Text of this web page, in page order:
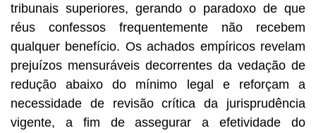
tribunais superiores, gerando o paradoxo de que
réus confessos frequentemente não recebem
qualquer benefício. Os achados empíricos revelam
prejuízos mensuráveis decorrentes da vedação de
redução abaixo do mínimo legal e reforçam a
necessidade de revisão crítica da jurisprudência
vigente, a fim de assegurar a efetividade do